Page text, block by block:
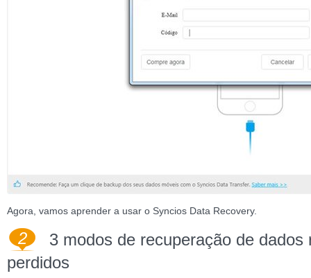
Agora, vamos aprender a usar o Syncios Data Recovery.
2
3 modos de recuperação de
perdidos